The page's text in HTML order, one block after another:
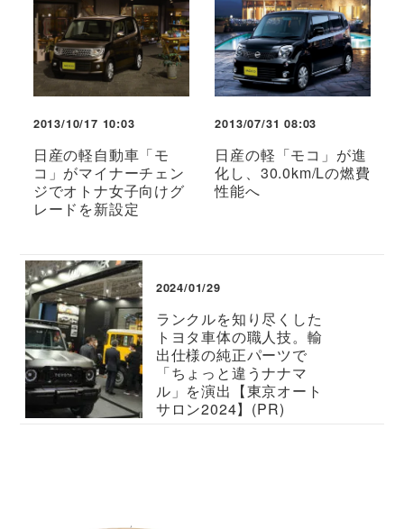
2013/10/17 10:03
日産の軽自動車「モ
コ」がマイナーチェン
ジでオトナ女子向けグ
レードを新設定
2013/07/31 08:03
日産の軽「モコ」が進
化し、30.0km/Lの燃費
性能へ
2024/01/29
ランクルを知り尽くした
トヨタ車体の職人技。輸
出仕様の純正パーツで
「ちょっと違うナナマ
ル」を演出【東京オート
サロン2024】(PR)